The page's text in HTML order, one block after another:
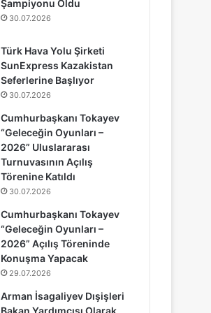
Şampiyonu Oldu
30.07.2026
Türk Hava Yolu Şirketi
SunExpress Kazakistan
Seferlerine Başlıyor
30.07.2026
Cumhurbaşkanı Tokayev
“Geleceğin Oyunları –
2026” Uluslararası
Turnuvasının Açılış
Törenine Katıldı
30.07.2026
Cumhurbaşkanı Tokayev
“Geleceğin Oyunları –
2026” Açılış Töreninde
Konuşma Yapacak
29.07.2026
Arman İsagaliyev Dışişleri
Bakan Yardımcısı Olarak